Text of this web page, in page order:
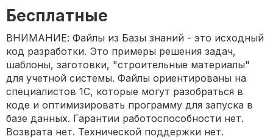
Бесплатные
ВНИМАНИЕ: Файлы из Базы знаний - это исходный
код разработки. Это примеры решения задач,
шаблоны, заготовки, "строительные материалы"
для учетной системы. Файлы ориентированы на
специалистов 1С, которые могут разобраться в
коде и оптимизировать программу для запуска в
базе данных. Гарантии работоспособности нет.
Возврата нет. Технической поддержки нет.